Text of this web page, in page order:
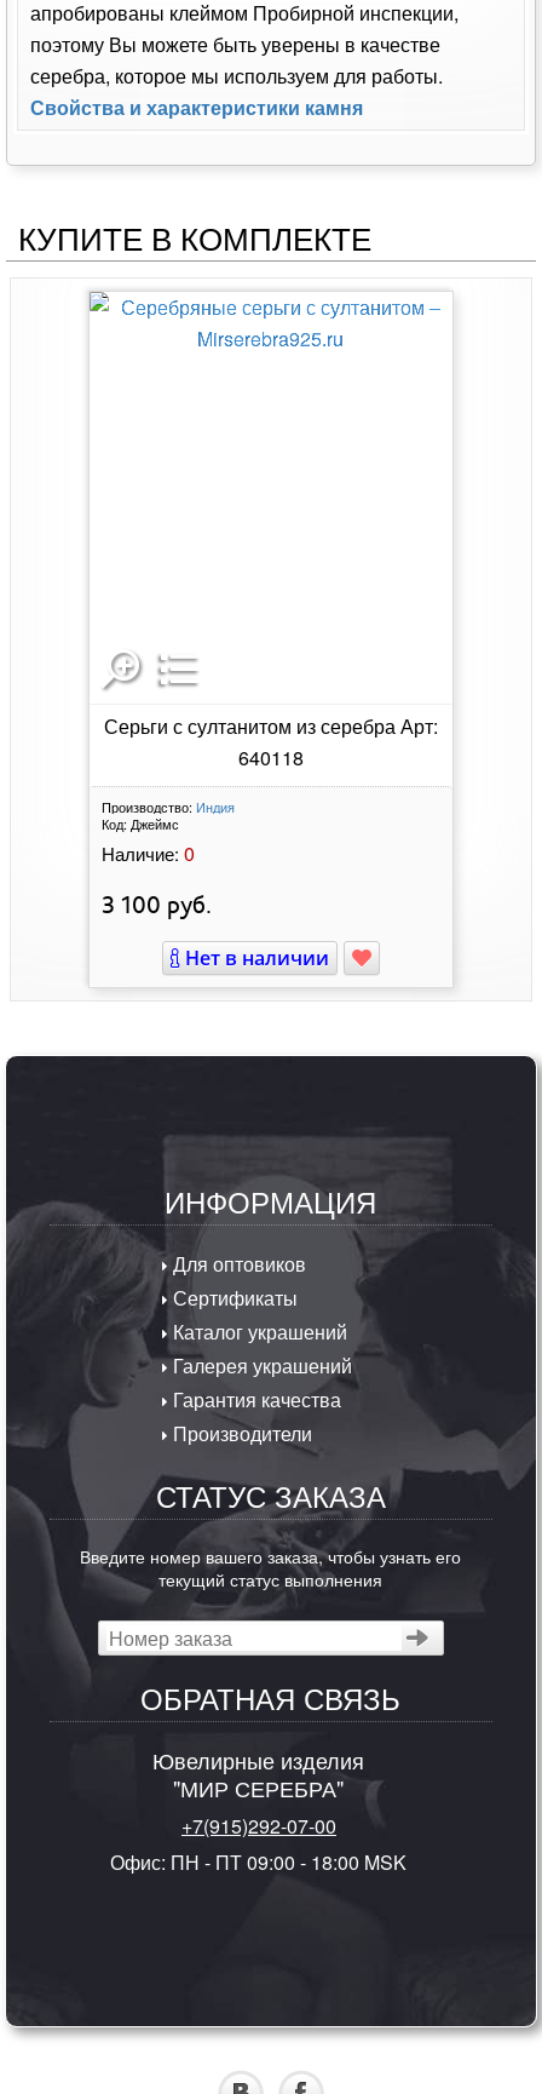
апробированы клеймом Пробирной инспекции,
поэтому Вы можете быть уверены в качестве
серебра, которое мы используем для работы.
Свойства и характеристики камня
КУПИТЕ В КОМПЛЕКТЕ
Серьги с султанитом из серебра Арт:
640118
Производство: Индия
Код: Джеймс
Наличие: 0
3 100 руб.
Нет в наличии
ИНФОРМАЦИЯ
Для оптовиков
Сертификаты
Каталог украшений
Галерея украшений
Гарантия качества
Производители
СТАТУС ЗАКАЗА
Введите номер вашего заказа, чтобы узнать его
текущий статус выполнения
ОБРАТНАЯ СВЯЗЬ
Ювелирные изделия
"МИР СЕРЕБРА"
+7(915)292-07-00
Офис: ПН - ПТ 09:00 - 18:00 MSK